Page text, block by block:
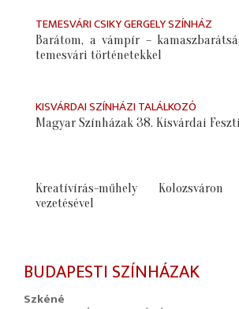
TEMESVÁRI CSIKY GERGELY SZÍNHÁZ
Barátom, a vámpír –
temesvári történetekkel
KISVÁRDAI SZÍNHÁZI TALÁLKOZÓ
Magyar Színházak 38. Kisvárdai
Kreatívírás-műhely
vezetésével
BUDAPESTI SZÍNHÁZAK
Szkéné